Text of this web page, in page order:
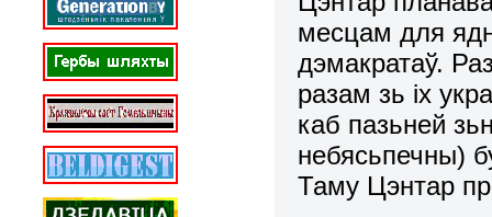
месцам для
дэмакратаў.
разам зь іх
каб пазьней
небясьпечны)
Таму Цэнтар